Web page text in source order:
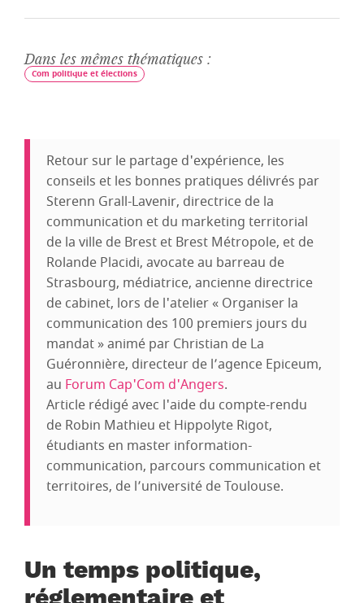
Dans les mêmes thématiques :
Com politique et élections
Retour sur le partage d'expérience, les
conseils et les bonnes pratiques délivrés par
Sterenn Grall-Lavenir, directrice de la
communication et du marketing territorial
de la ville de Brest et Brest Métropole, et de
Rolande Placidi, avocate au barreau de
Strasbourg, médiatrice, ancienne directrice
de cabinet, lors de l'atelier « Organiser la
communication des 100 premiers jours du
mandat » animé par Christian de La
Guéronnière, directeur de l’agence Epiceum,
au Forum Cap'Com d'Angers.
Article rédigé avec l'aide du compte-rendu
de Robin Mathieu et Hippolyte Rigot,
étudiants en master information-
communication, parcours communication et
territoires, de l’université de Toulouse.
Un temps politique,